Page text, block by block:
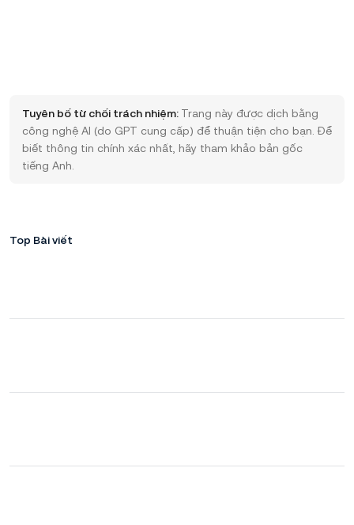
Tuyên bố từ chối trách nhiệm: Trang này được dịch bằng
công nghệ AI (do GPT cung cấp) để thuận tiện cho bạn. Để
biết thông tin chính xác nhất, hãy tham khảo bản gốc
tiếng Anh.
Top Bài viết